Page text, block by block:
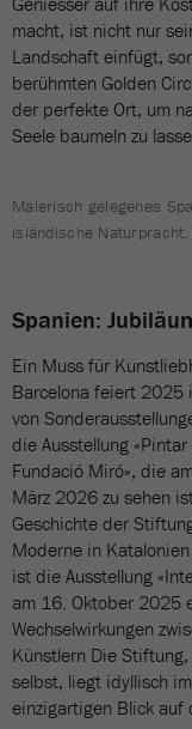
macht, ist nicht nur
Landschaft einfügt,
berühmten Golden
der perfekte Ort, um
Seele baumeln zu
Malerisch gelegenes
isländische
Spanien:
Ein Muss für
Barcelona feiert 2025
von
die Ausstellung
Fundació Miró», die
März 2026 zu sehen
Geschichte der
Moderne in
ist die Ausstellung
am 16. Oktober 2025
Wechselwirkungen
Künstlern Die
selbst, liegt idyllisch
einzigartigen Blick auf